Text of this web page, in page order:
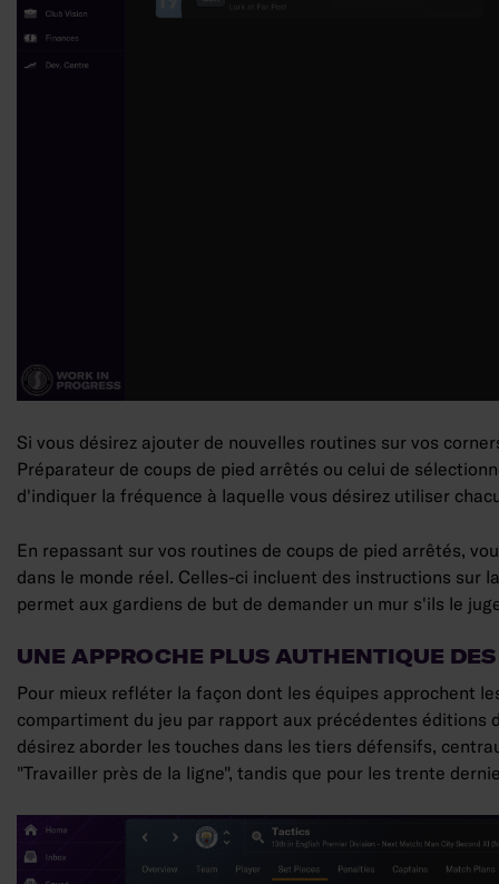
Si vous désirez ajouter de nouvelles routines sur vos
Préparateur de coups de pied arrêtés ou celui de
d'indiquer la fréquence à laquelle vous désirez utiliser
En repassant sur vos routines de coups de pied arrêtés,
dans le monde réel. Celles-ci incluent des instructions sur
permet aux gardiens de but de demander un mur s'ils le
UNE APPROCHE PLUS AUTHENTIQUE
Pour mieux refléter la façon dont les équipes approchent
compartiment du jeu par rapport aux précédentes éditions
désirez aborder les touches dans les tiers défensifs,
"Travailler près de la ligne", tandis que pour les trente